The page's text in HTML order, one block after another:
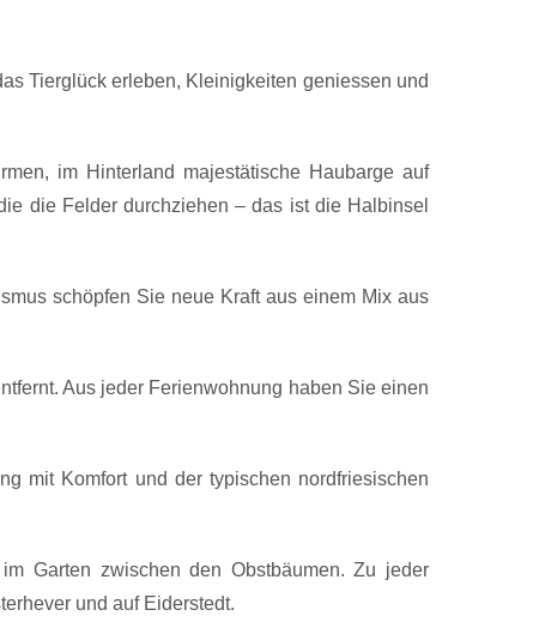
Tierglück erleben, Kleinigkeiten geniessen und
im Hinterland majestätische Haubarge auf
die Felder durchziehen – das ist die Halbinsel
schöpfen Sie neue Kraft aus einem Mix aus
Aus jeder Ferienwohnung haben Sie einen
mit Komfort und der typischen nordfriesischen
Garten zwischen den Obstbäumen. Zu jeder
und auf Eiderstedt.